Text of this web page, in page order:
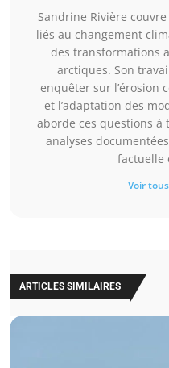
Sandrine Rivière
liés au changement
des transformations
arctiques. Son
enquêter sur l’érosion
et l’adaptation des
aborde ces questions à
analyses
factuelle
Voir
ARTICLES SIMILAIRES